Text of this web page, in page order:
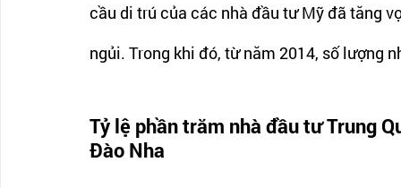
cầu di trú của các nhà đầu tư Mỹ đã tăng
ngủi. Trong khi đó, từ năm 2014, số lượng
Tỷ lệ phần trăm nhà đầu tư Trung
Đào Nha